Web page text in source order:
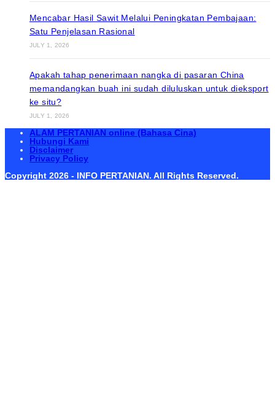
Mencabar Hasil Sawit Melalui Peningkatan Pembajaan:
Satu Penjelasan Rasional
JULY 1, 2026
Apakah tahap penerimaan nangka di pasaran China
memandangkan buah ini sudah diluluskan untuk dieksport
ke situ?
JULY 1, 2026
ALAM PERTANIAN online (Bahasa Cina)
Hubungi Kami
Disclaimer
Privacy Policy
Copyright 2026 - INFO PERTANIAN. All Rights Reserved.